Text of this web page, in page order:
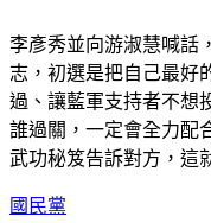
李彥秀並向游淑慧喊話
志，初選是把自己最好
過、讓藍軍支持者不想
誰過關，一定會全力配
武功秘笈告訴對方，這
國民黨